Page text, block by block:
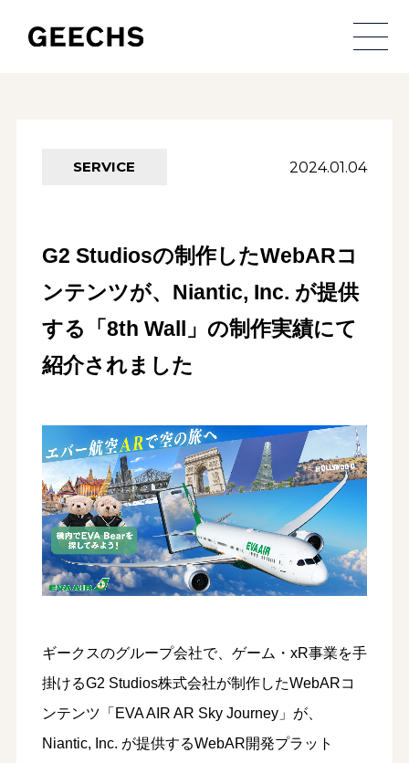
SERVICE 2024.01.04
G2 Studiosの制作したWebARコ
ンテンツが、Niantic, Inc. が提供
する「8th Wall」の制作実績にて
紹介されました
ギークスのグループ会社で、ゲーム・xR事業を手
掛けるG2 Studios株式会社が制作したWebARコ
ンテンツ「EVA AIR AR Sky Journey」が、
Niantic, Inc. が提供するWebAR開発プラット